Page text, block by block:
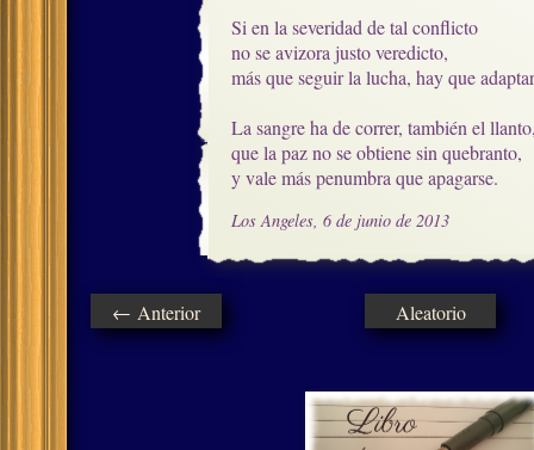
Si en la severidad de tal conflicto
no se avizora justo veredicto,
más que seguir la lucha, hay que
La sangre ha de correr, también el
que la paz no se obtiene sin quebranto,
y vale más penumbra que apagarse.
Los Angeles, 6 de junio de 2013
← Anterior Aleatorio